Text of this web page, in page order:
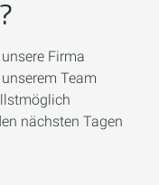
Firma
Team
nächsten Tagen